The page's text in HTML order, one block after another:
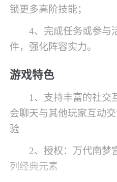
锁更多高阶技能；
4、完成任务或参与
件，强化阵容实力。
游戏特色
1、支持丰富的社交
会聊天与其他玩家互动
验
2、授权：万代南梦
列经典元素